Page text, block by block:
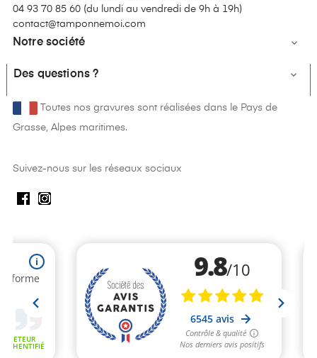
04 93 70 85 60 (du lundi au vendredi de 9h à 19h)
contact@tamponnemoi.com
Notre société 
Des questions ? 
Toutes nos gravures sont réalisées dans le Pays de
Grasse, Alpes maritimes.
Suivez-nous sur les réseaux sociaux